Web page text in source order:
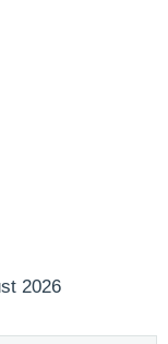
2026